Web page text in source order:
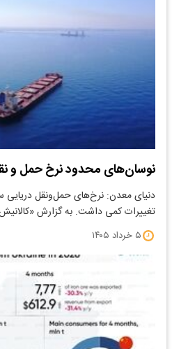
نوسان‌های محدود نرخ حمل و
تغییرات کمی داشت. به گزارش
۵ خرداد ۱۴۰۵